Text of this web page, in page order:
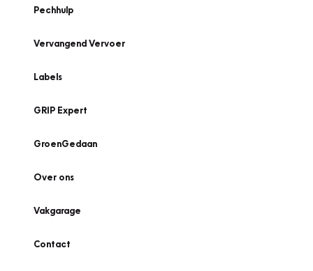
Pechhulp
Vervangend Vervoer
Labels
GRIP Expert
GroenGedaan
Over ons
Vakgarage
Contact